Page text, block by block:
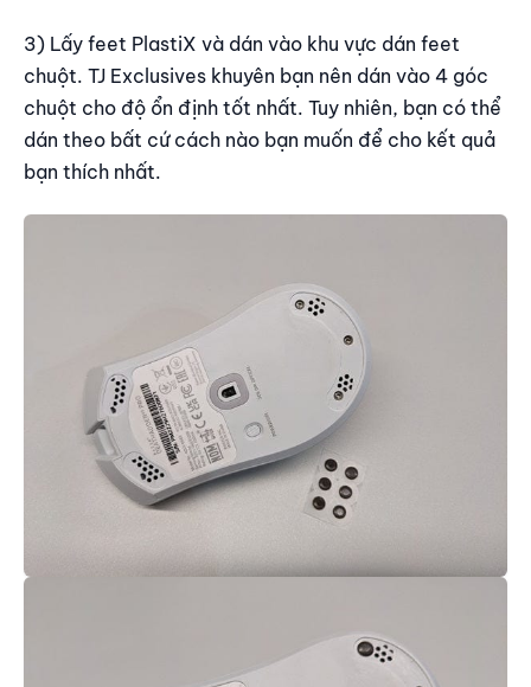
3) Lấy feet PlastiX và dán vào khu vực dán feet
chuột. TJ Exclusives khuyên bạn nên dán vào 4 góc
chuột cho độ ổn định tốt nhất. Tuy nhiên, bạn có thể
dán theo bất cứ cách nào bạn muốn để cho kết quả
bạn thích nhất.